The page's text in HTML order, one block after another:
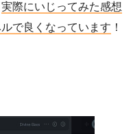
実際にいじってみた感想
で良くなっています ！